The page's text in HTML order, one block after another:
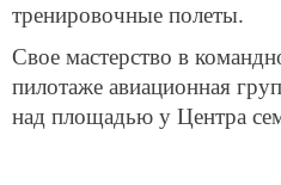
тренировочные полеты.
Свое мастерство в
пилотаже авиационная
над площадью у Центра